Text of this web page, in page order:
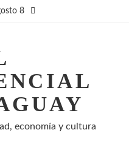
8
economía y cultura